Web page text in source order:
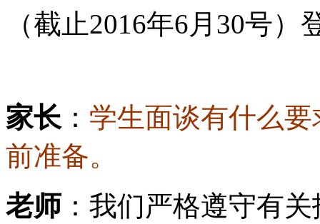
（截止2016年6月30号）
家长 ： 学生面谈有什么
前准备。
老师 ：我们严格遵守有